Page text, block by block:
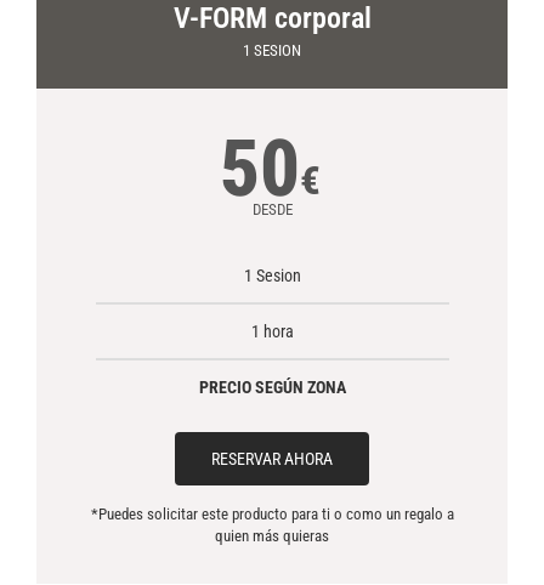
V-FORM corporal
1 SESION
50€
DESDE
1 Sesion
1 hora
PRECIO SEGÚN ZONA
RESERVAR AHORA
*Puedes solicitar este producto para ti o como un regalo a
quien más quieras